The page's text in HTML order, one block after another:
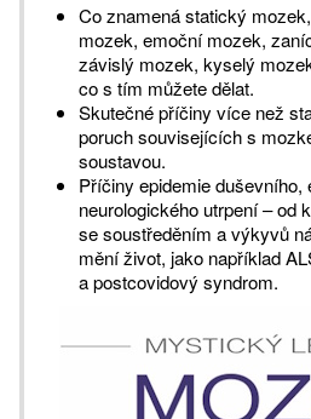
Co znamená statický
mozek, emoční mozek,
závislý mozek, kyselý
co s tím můžete dělat.
Skutečné příčiny více než
poruch souvisejících s
soustavou.
Příčiny epidemie duševního,
neurologického utrpení – od
se soustředěním a výkyvů
mění život, jako například
a postcovidový syndrom.